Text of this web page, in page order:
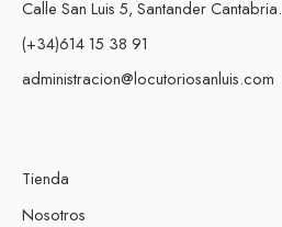
Calle San Luis 5, Santander Cantabria.
(+34)614 15 38 91
administracion@locutoriosanluis.com
Tienda
Nosotros